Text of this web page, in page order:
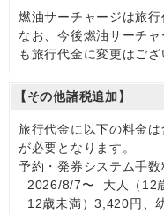
燃油サーチャージは旅行
なお、今後燃油サーチ
も旅行代金に変更はござ
【その他諸税追加】
旅行代金に以下の料金
が必要となります。
予約・発券システム手数
2026/8/7〜 大人（12
12歳未満）3,420円、